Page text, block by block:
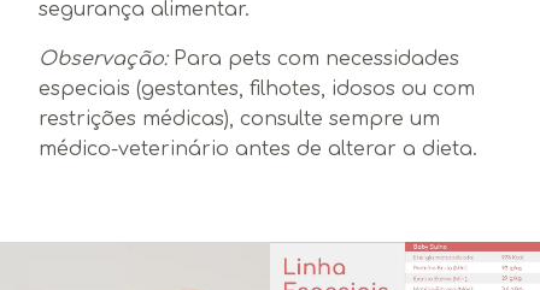
segurança alimentar.
Observação:Para pets com necessidades
especiais (gestantes, filhotes, idosos ou com
restrições médicas), consulte sempre um
médico-veterinário antes de alterar a dieta.